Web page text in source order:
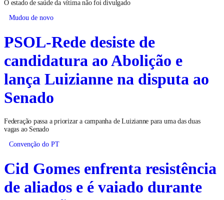
O estado de saúde da vítima não foi divulgado
Mudou de novo
PSOL-Rede desiste de
candidatura ao Abolição e
lança Luizianne na disputa ao
Senado
Federação passa a priorizar a campanha de Luizianne para uma das duas
vagas ao Senado
Convenção do PT
Cid Gomes enfrenta resistência
de aliados e é vaiado durante